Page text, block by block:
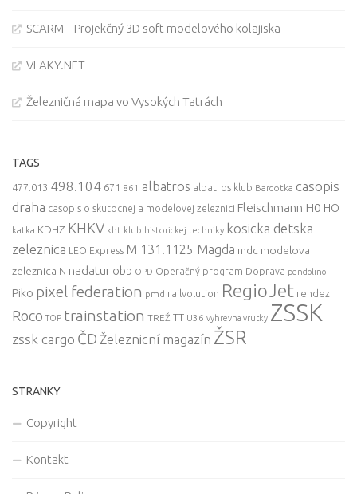
SCARM – Projekčný 3D soft modelového kolajiska
VLAKY.NET
Železničná mapa vo Vysokých Tatrách
TAGS
477.013 498.104 671 861 albatros albatros klub Bardotka casopis
draha casopis o skutocnej a modelovej zeleznici Fleischmann H0 HO
katka KDHZ KHKV kht klub historickej techniky kosicka detska
zeleznica
LEO Express M 131.1125 Magda mdc modelova
zeleznica N nadatur obb OPD Operačný program Doprava pendolino
Piko pixel federation pmd railvolution RegioJet rendez
Roco TOP trainstation TREŽ TT U36 vyhrevna vrutky ZSSK
zssk cargo ČD Železnicní magazín ŽSR
STRANKY
Copyright
Kontakt